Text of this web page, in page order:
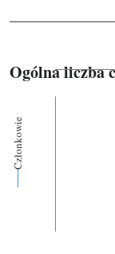
Ogólna liczba
Członkowie